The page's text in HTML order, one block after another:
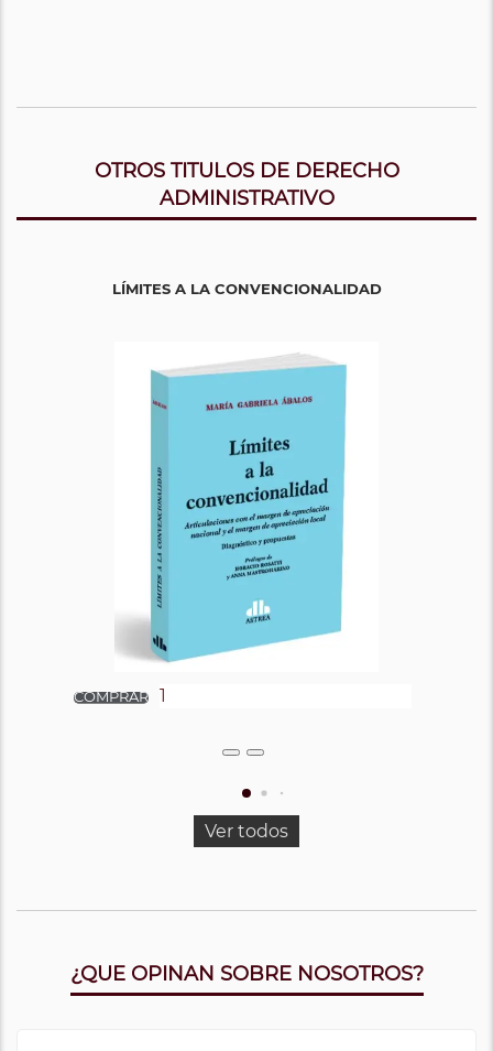
OTROS TITULOS DE DERECHO
ADMINISTRATIVO
LÍMITES A LA CONVENCIONALIDAD
Ver todos
¿QUE OPINAN SOBRE NOSOTROS?